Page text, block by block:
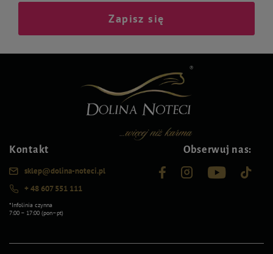
Zapisz się
Kontakt
sklep@dolina-noteci.pl
+ 48 607 551 111
*Infolinia czynna
7:00 – 17:00 (pon–pt)
Obserwuj nas: